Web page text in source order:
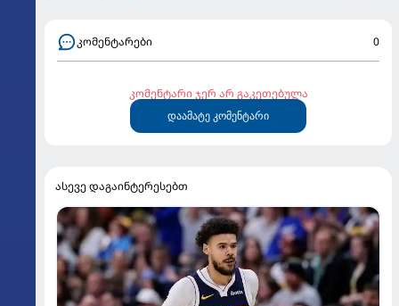
კომენტარები 0
კომენტარი ჯერ არ გაკეთებულა
დაამატე კომენტარი
ასევე დაგაინტერესებთ